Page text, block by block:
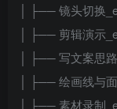
│ ├── 镜头切换
│ ├── 剪辑演示
│ ├── 写文案思
│ ├── 绘画线与
│ ├── 素材录制